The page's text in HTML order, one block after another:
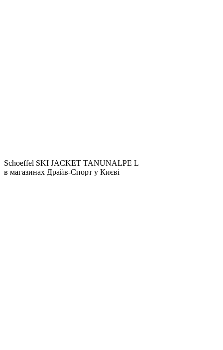
Schoeffel SKI JACKET TANUNALPE L
в магазинах Драйв-Спорт у Києві